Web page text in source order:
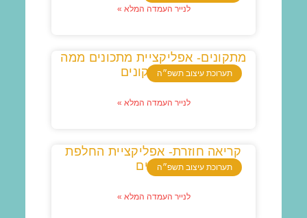
לנייר העמדה המלא »
תערוכת עיצוב תשפ״ה
מתקונים- אפליקציית מתכונים ממה
שאתם קונים
לנייר העמדה המלא »
תערוכת עיצוב תשפ״ה
קריאה חוזרת- אפליקציית החלפת
ספרים
לנייר העמדה המלא »